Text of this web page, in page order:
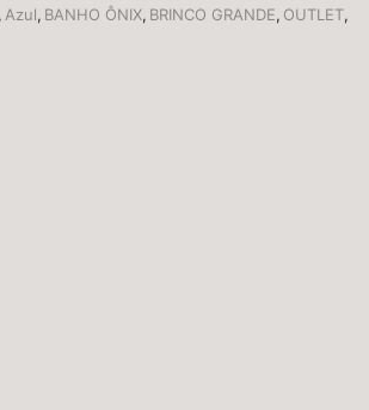
,Azul, BANHO ÔNIX, BRINCO GRANDE, OUTLET,